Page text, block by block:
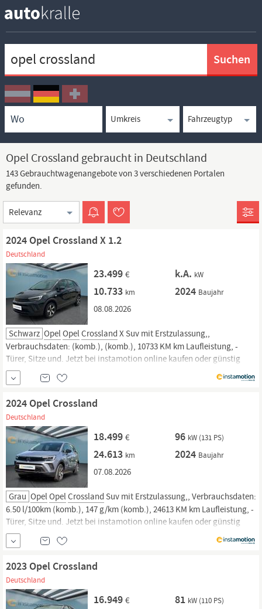
Ortssuche
Umkreissuche
Typsuche
Opel Crossland gebraucht in Deutschland
143 Gebrauchtwagenangebote von 3 verschiedenen Portalen
gefunden.
Sortierung
2024 Opel Crossland X 1.2
Deutschland
23.499 € k.A. kW
10.733 km 2024 Baujahr
08.08.2026
Schwarz OpelOpelCrossland X Suv mit Erstzulassung,,
Verbrauchsdaten: (komb.), (komb.), 10733 KM km Laufleistung, -
Türer, Sitze und. Jetzt bei instamotion online kaufen oder günstig
finanzieren. Nur geprüfte Fahrzeuge mit Garantie, 14 Tage
Rückgaberecht und Lieferung vor die Haustür. Jetzt informieren!
2024 Opel Crossland
Deutschland
18.499 € 96 kW (131 PS)
24.613 km 2024 Baujahr
07.08.2026
Grau OpelOpelCrossland Suv mit Erstzulassung,, Verbrauchsdaten:
6.50 l/100km (komb.), 147 g/km (komb.), 24613 KM km Laufleistung, -
Türer, Sitze und. Jetzt bei instamotion online kaufen oder günstig
finanzieren. Nur geprüfte Fahrzeuge mit Garantie, 14 Tage
Rückgaberecht und Lieferung vor die Haustür. Jetzt informieren!
2023 Opel Crossland
Deutschland
16.949 € 81 kW (110 PS)